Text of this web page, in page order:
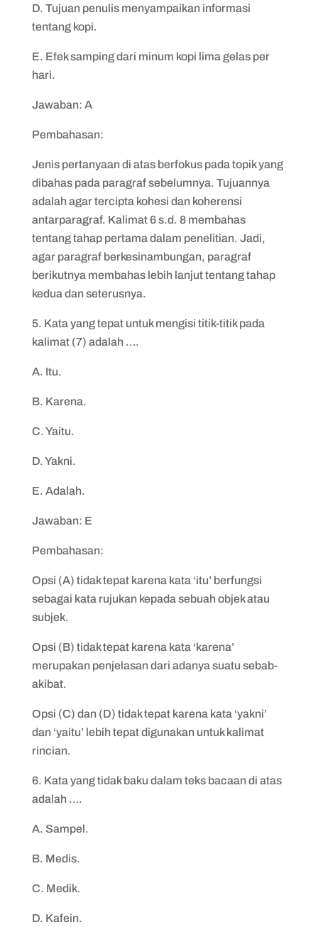
D. Tujuan penulis menyampaikan informasi
tentang kopi.
E. Efek samping dari minum kopi lima gelas per
hari.
Jawaban: A
Pembahasan:
Jenis pertanyaan di atas berfokus pada topik yang
dibahas pada paragraf sebelumnya. Tujuannya
adalah agar tercipta kohesi dan koherensi
antarparagraf. Kalimat 6 s.d. 8 membahas
tentang tahap pertama dalam penelitian. Jadi,
agar paragraf berkesinambungan, paragraf
berikutnya membahas lebih lanjut tentang tahap
kedua dan seterusnya.
5. Kata yang tepat untuk mengisi titik-titik pada
kalimat (7) adalah ….
A. Itu.
B. Karena.
C. Yaitu.
D. Yakni.
E. Adalah.
Jawaban: E
Pembahasan:
Opsi (A) tidak tepat karena kata ‘itu’ berfungsi
sebagai kata rujukan kepada sebuah objek atau
subjek.
Opsi (B) tidak tepat karena kata ‘karena’
merupakan penjelasan dari adanya suatu sebab-
akibat.
Opsi (C) dan (D) tidak tepat karena kata ‘yakni’
dan ‘yaitu’ lebih tepat digunakan untuk kalimat
rincian.
6. Kata yang tidak baku dalam teks bacaan di atas
adalah ….
A. Sampel.
B. Medis.
C. Medik.
D. Kafein.